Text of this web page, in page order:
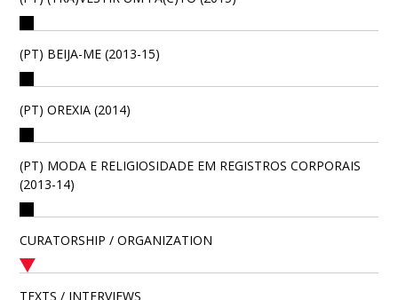
(PT) BEIJA-ME (2013-15)
(PT) OREXIA (2014)
(PT) MODA E RELIGIOSIDADE EM REGISTROS CORPORAIS
(2013-14)
CURATORSHIP / ORGANIZATION
TEXTS / INTERVIEWS